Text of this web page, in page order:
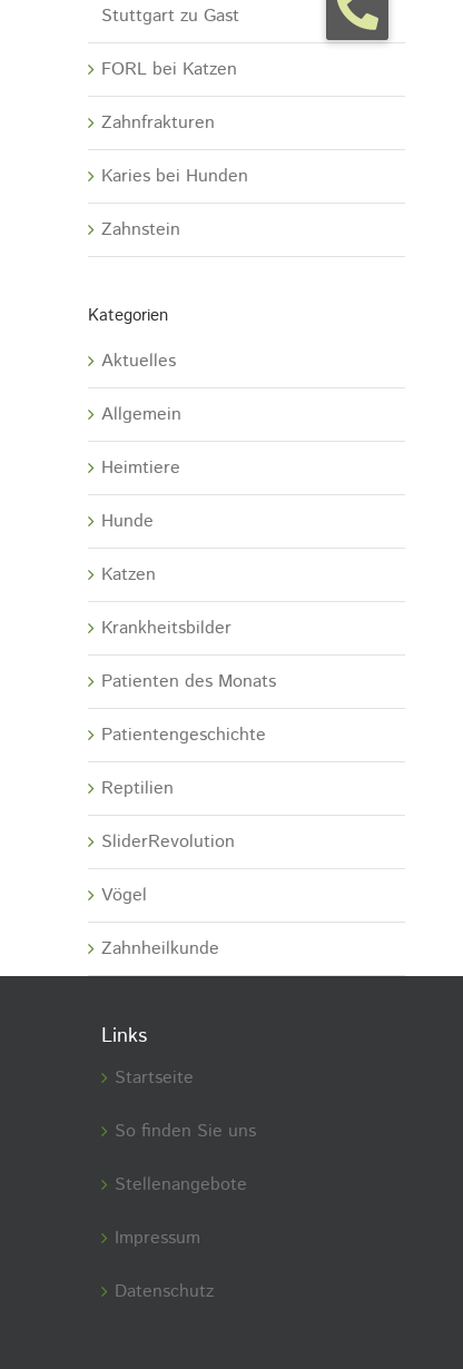
Stuttgart zu Gast
FORL bei Katzen
Zahnfrakturen
Karies bei Hunden
Zahnstein
Kategorien
Aktuelles
Allgemein
Heimtiere
Hunde
Katzen
Krankheitsbilder
Patienten des Monats
Patientengeschichte
Reptilien
SliderRevolution
Vögel
Zahnheilkunde
Links
Startseite
So finden Sie uns
Stellenangebote
Impressum
Datenschutz